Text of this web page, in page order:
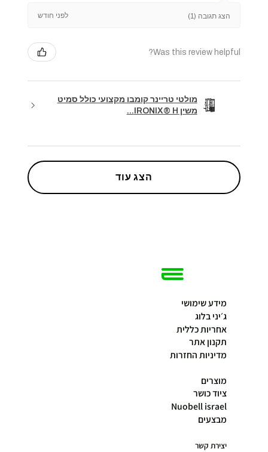
הצג תגובה (1) לפני חודש
Was this review helpful?
מולטי טריינר קומבו מקצועי כולל סמיט
משין IRONIX® H...
הצג עוד
מידע שימושי
ג׳יני בלוג
אחריות כללית
תקנון אתר
מדיניות החזרות
מוצרים
ציוד כושר
Nuobell israel
מבצעים
יצירת קשר